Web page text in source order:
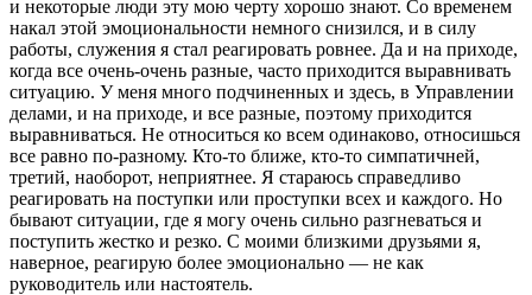
и некоторые люди эту мою черту хорошо знают. Со временем
накал этой эмоциональности немного снизился, и в силу
работы, служения я стал реагировать ровнее. Да и на приходе,
когда все очень-очень разные, часто приходится выравнивать
ситуацию. У меня много подчиненных и здесь, в Управлении
делами, и на приходе, и все разные, поэтому приходится
выравниваться. Не относиться ко всем одинаково, относишься
все равно по-разному. Кто-то ближе, кто-то симпатичней,
третий, наоборот, неприятнее. Я стараюсь справедливо
реагировать на поступки или проступки всех и каждого. Но
бывают ситуации, где я могу очень сильно разгневаться и
поступить жестко и резко. С моими близкими друзьями я,
наверное, реагирую более эмоционально — не как
руководитель или настоятель.